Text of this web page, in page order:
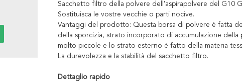
Sacchetto filtro della polvere dell'aspirapolvere del G10
Sostituisca le vostre vecchie o parti nocive.
Vantaggi del prodotto: Questa borsa di polvere è fatta
della sporcizia, strato incorporato di accumulazione
molto piccole e lo strato esterno è fatto della materia
La durevolezza e la stabilità del sacchetto filtro.
Dettaglio rapido